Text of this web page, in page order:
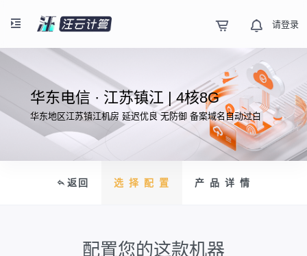
请登录
华东电信 · 江苏镇江 | 4核8G
华东地区江苏镇江机房 延迟优良 无防御 备案域名自动过白
返回 选 择 配 置 产 品 详 情
配置您的这款机器